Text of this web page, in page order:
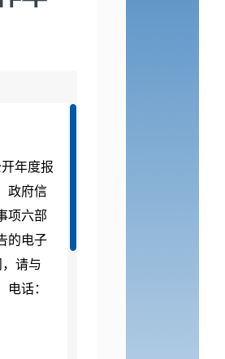
年度报
政府信
项六部
的电子
请与
电话：